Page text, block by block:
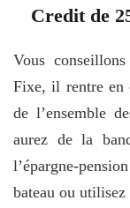
Credit de
Vous
Fixe, il rentre en
de l’ensemble
aurez de la
l’épargne-
bateau ou